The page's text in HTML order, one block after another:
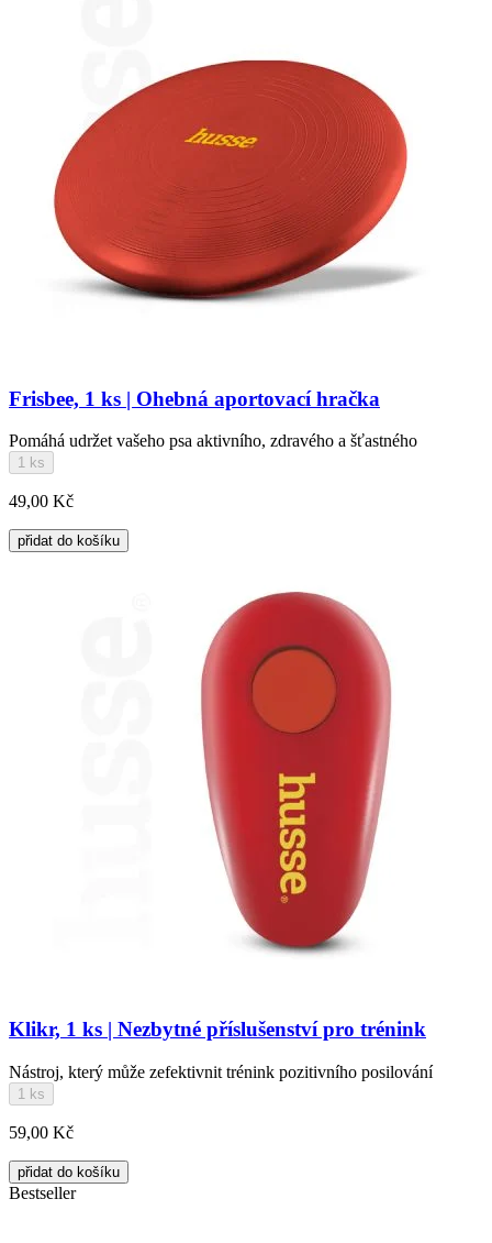
Frisbee, 1 ks | Ohebná aportovací hračka
Pomáhá udržet vašeho psa aktivního, zdravého a šťastného
1 ks
49,00 Kč
přidat do košíku
Klikr, 1 ks | Nezbytné příslušenství pro trénink
Nástroj, který může zefektivnit trénink pozitivního posilování
1 ks
59,00 Kč
přidat do košíku
Bestseller